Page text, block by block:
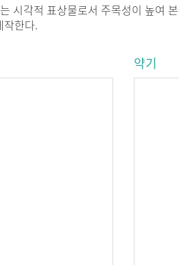
시각적 표상물로서 주목성이 높여
작한다.
약기